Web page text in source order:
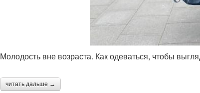
Молодость вне возраста. Как одеваться, чтобы
читать дальше →